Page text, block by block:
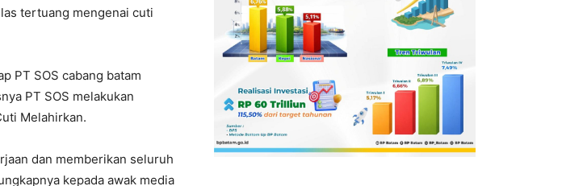
tertuang mengenai cuti
PT SOS cabang batam
PT SOS melakukan
Melahirkan.
dan memberikan seluruh
kepada awak media